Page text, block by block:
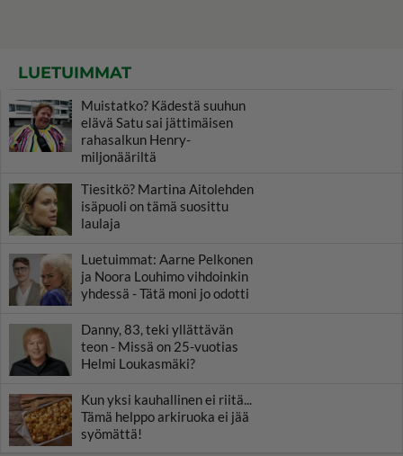
LUETUIMMAT
Muistatko? Kädestä suuhun
elävä Satu sai jättimäisen
rahasalkun Henry-
miljonääriltä
Tiesitkö? Martina Aitolehden
isäpuoli on tämä suosittu
laulaja
Luetuimmat: Aarne Pelkonen
ja Noora Louhimo vihdoinkin
yhdessä - Tätä moni jo odotti
Danny, 83, teki yllättävän
teon - Missä on 25-vuotias
Helmi Loukasmäki?
Kun yksi kauhallinen ei riitä...
Tämä helppo arkiruoka ei jää
syömättä!